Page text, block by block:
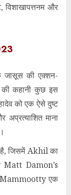
विशाखापत्तनम और
की एक्शन-
की कहानी कुछ इस
को एक ऐसे दुष्ट
माना
जिसमें Akhil का
Matt Damon’s
Mammootty एक